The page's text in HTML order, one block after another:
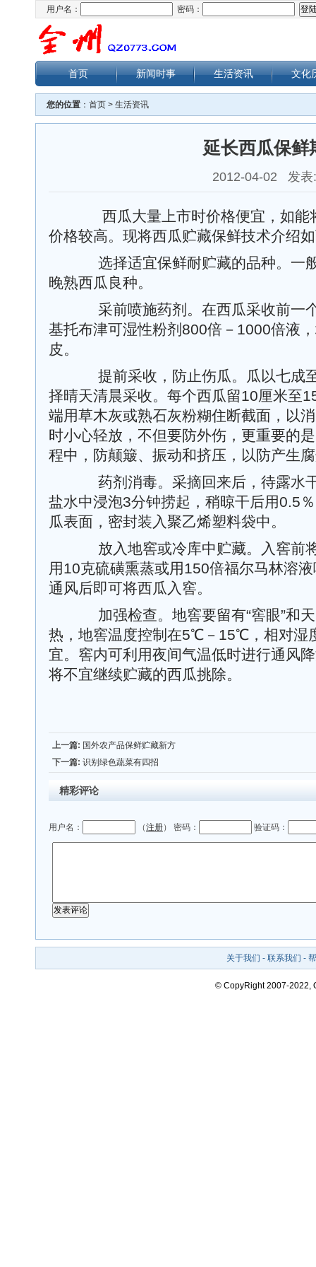
用户名： 密码：
首页 新闻时事 生活资讯 文化
您的位置 ： 首页 > 生活资讯
延长西瓜保鲜
2012-04-02 发表:
西瓜大量上市时价格便宜，如能
价格较高。现将西瓜贮藏保鲜技术介绍
选择适宜保鲜耐贮藏的品种。一
晚熟西瓜良种。
采前喷施药剂。在西瓜采收前一
基托布津可湿性粉剂800倍－1000倍液
皮。
提前采收，防止伤瓜。瓜以七成
择晴天清晨采收。每个西瓜留10厘米至
端用草木灰或熟石灰粉糊住断截面，以
时小心轻放，不但要防外伤，更重要的
程中，防颠簸、振动和挤压，以防产生
药剂消毒。采摘回来后，待露水
盐水中浸泡3分钟捞起，稍晾干后用0.5
瓜表面，密封装入聚乙烯塑料袋中。
放入地窖或冷库中贮藏。入窖前
用10克硫磺熏蒸或用150倍福尔马林溶
通风后即可将西瓜入窖。
加强检查。地窖要留有“窖眼”和
热，地窖温度控制在5℃－15℃，相对湿
宜。窖内可利用夜间气温低时进行通风
将不宜继续贮藏的西瓜挑除。
上一篇: 国外农产品保鲜贮藏新方
下一篇: 识别绿色蔬菜有四招
精彩评论
用户名： （注册） 密码： 验证码：
关于我们 - 联系我们 -
© CopyRight 2007-2022,